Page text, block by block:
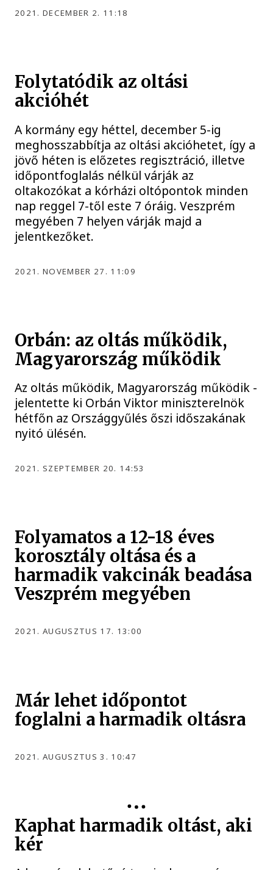
2021. DECEMBER 2. 11:18
Folytatódik az oltási
akcióhét
A kormány egy héttel, december 5-ig
meghosszabbítja az oltási akcióhetet, így a
jövő héten is előzetes regisztráció, illetve
időpontfoglalás nélkül várják az
oltakozókat a kórházi oltópontok minden
nap reggel 7-től este 7 óráig. Veszprém
megyében 7 helyen várják majd a
jelentkezőket.
2021. NOVEMBER 27. 11:09
Orbán: az oltás működik,
Magyarország működik
Az oltás működik, Magyarország működik -
jelentette ki Orbán Viktor miniszterelnök
hétfőn az Országgyűlés őszi időszakának
nyitó ülésén.
2021. SZEPTEMBER 20. 14:53
Folyamatos a 12-18 éves
korosztály oltása és a
harmadik vakcinák beadása
Veszprém megyében
2021. AUGUSZTUS 17. 13:00
Már lehet időpontot
foglalni a harmadik oltásra
2021. AUGUSZTUS 3. 10:47
Kaphat harmadik oltást, aki
kér